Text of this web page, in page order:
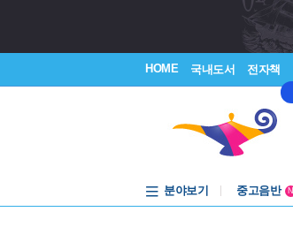
HOME 국내도서 전자책
분야보기
중고음반
N